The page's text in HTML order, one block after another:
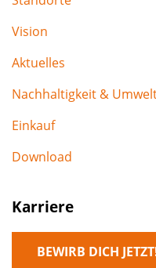
Vision
Aktuelles
Nachhaltigkeit &
Einkauf
Download
Karriere
BEWIRB DICH